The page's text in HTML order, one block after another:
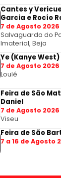
Cantes y
Garcia e Rocío
7 de Agosto 2026
Salvaguarda do
Imaterial, Beja
Ye (Kanye West)
7 de Agosto 2026
Loulé
Feira de São
Daniel
7 de Agosto 2026
Viseu
Feira de São
7 a 16 de Agosto